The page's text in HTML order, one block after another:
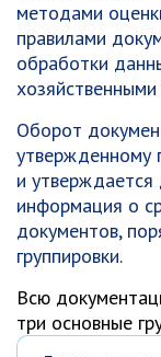
методами
правилами
обработки
Оборот
утвержденному
и
информация о
документов,
группировки.
Всю
три основные